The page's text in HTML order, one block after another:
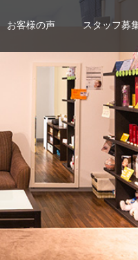
お客様の声 スタッフ募